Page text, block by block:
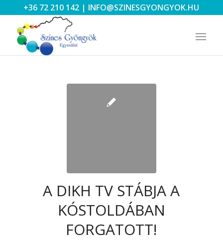
+36 72 210 142 | INFO@SZINESGYONGYOK.HU
A DIKH TV STÁBJA A
KÓSTOLDÁBAN
FORGATOTT!